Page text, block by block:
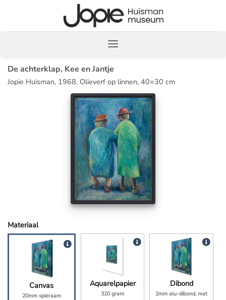
inhoud
De achterklap, Kee en Jantje
Jopie Huisman, 1968, Olieverf op linnen, 40×30 cm
Materiaal
Canvas
20mm spieraam
Aquarelpapier
320 gram
Dibond
2mm alu-dibond, mat